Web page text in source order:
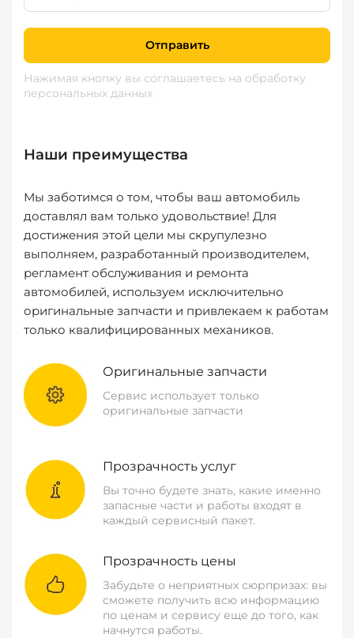
Отправить
Нажимая кнопку вы соглашаетесь на обработку
персональных данных
Наши преимущества
Мы заботимся о том, чтобы ваш автомобиль
доставлял вам только удовольствие! Для
достижения этой цели мы скрупулезно
выполняем, разработанный производителем,
регламент обслуживания и ремонта
автомобилей, используем исключительно
оригинальные запчасти и привлекаем к работам
только квалифицированных механиков.
Оригинальные запчасти
Сервис использует только
оригинальные запчасти
Прозрачность услуг
Вы точно будете знать, какие именно
запасные части и работы входят в
каждый сервисный пакет.
Прозрачность цены
Забудьте о неприятных сюрпризах: вы
сможете получить всю информацию
по ценам и сервису еще до того, как
начнутся работы.